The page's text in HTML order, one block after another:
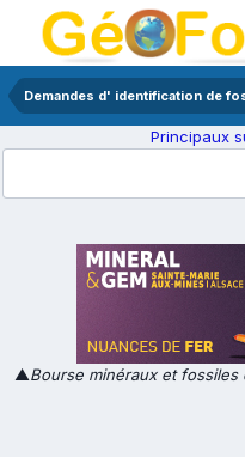
Demandes d' identification de
Principaux
▲Bourse minéraux et fossiles